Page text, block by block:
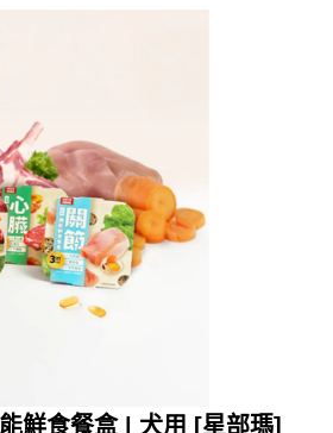
鮮食餐盒 | 犬用 [星部瑪]